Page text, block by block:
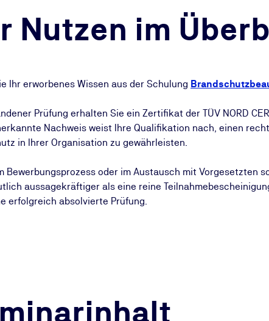
Nutzen im
Ihr erworbenes Wissen aus der Schulung
Prüfung erhalten Sie ein Zertifikat der TÜV NORD
Nachweis weist Ihre Qualifikation nach, einen
in Ihrer Organisation zu gewährleisten.
Bewerbungsprozess oder im Austausch mit Vorgesetzten
aussagekräftiger als eine reine
erfolgreich absolvierte Prüfung.